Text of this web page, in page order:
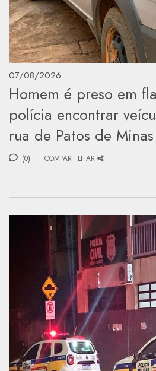
07/08/2026
Homem é preso em
polícia encontrar
rua de Patos de Minas
(0) COMPARTILHAR